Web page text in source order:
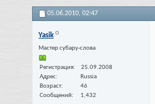
05.06.2010, 02:47
Yasik
Мастер субару-слова
Регистрация
25.09.2008
Адрес
Russia
Возраст
46
Сообщений
1,432